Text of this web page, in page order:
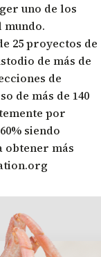
uno de los
25 proyectos de
de más de
de
de más de 140
por
siendo
obtener más